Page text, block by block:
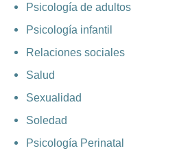
Psicología de adultos
Psicología infantil
Relaciones sociales
Salud
Sexualidad
Soledad
Psicología Perinatal